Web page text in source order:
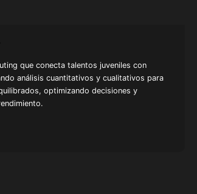
que conecta talentos juveniles con
análisis cuantitativos y cualitativos para
optimizando decisiones y